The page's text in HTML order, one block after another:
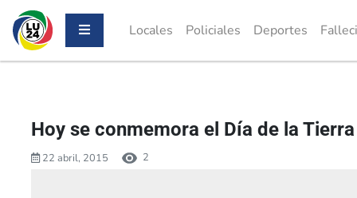
Locales Policiales Deportes
Hoy se conmemora el Día de la Tierra
22 abril, 2015 2